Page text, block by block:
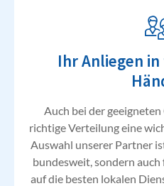
Ihr Anliegen
Auch bei der
richtige Verteilung eine
Auswahl unserer Partner
bundesweit, sondern
auf die besten lokalen